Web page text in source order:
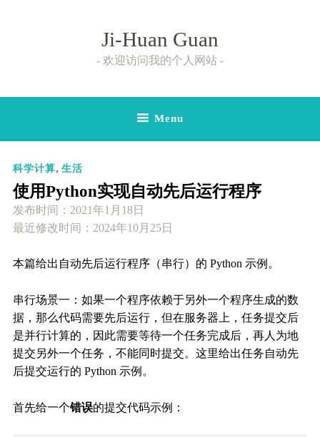
Ji-Huan Guan
欢迎访问我的个人网站
Menu
科学计算, 生活
使用Python实现自动先后运行程序
发布时间： 2021年1月18日
最近修改时间：2024年10月25日
本篇给出自动先后运行程序（串行）的 Python 示例。
串行场景一：如果一个程序依赖于另外一个程序生成的数
据，那么代码需要先后运行，但在服务器上，任务提交后
是并行计算的，因此需要等待一个任务完成后，再人为地
提交另外一个任务，不能同时提交。这里给出任务自动先
后提交运行的 Python 示例。
首先给一个错误的提交代码示例：